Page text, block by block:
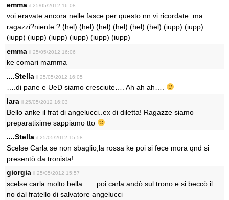
emma il 25/05/2012 16:08
voi eravate ancora nelle fasce per questo nn vi ricordate. ma
ragazzi?niente ? (hel) (hel) (hel) (hel) (hel) (hel) (iupp) (iupp)
(iupp) (iupp) (iupp) (iupp) (iupp) (iupp)
emma il 25/05/2012 16:06
ke comari mamma
....Stella il 25/05/2012 16:05
….di pane e UeD siamo cresciute…. Ah ah ah….
lara il 25/05/2012 16:03
Bello anke il frat di angelucci..ex di diletta! Ragazze siamo
preparatixime sappiamo tto
....Stella il 25/05/2012 15:58
Scelse Carla se non sbaglio,la rossa ke poi si fece mora qnd si
presentò da tronista!
giorgia il 25/05/2012 15:57
scelse carla molto bella……poi carla andò sul trono e si beccò il
no dal fratello di salvatore angelucci